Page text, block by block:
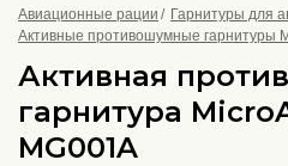
Авиационные рации
Гарнитуры для
Активные противошумные гарнитуры
Активная
гарнитура
MG001A